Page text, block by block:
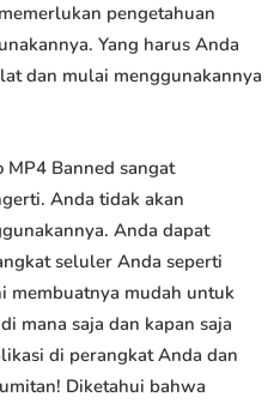
pengetahuan
Yang harus Anda
dan mulai menggunakannya
Banned sangat
Anda tidak akan
Anda dapat
seluler Anda seperti
membuatnya mudah untuk
mana saja dan kapan saja
di perangkat Anda dan
Diketahui bahwa